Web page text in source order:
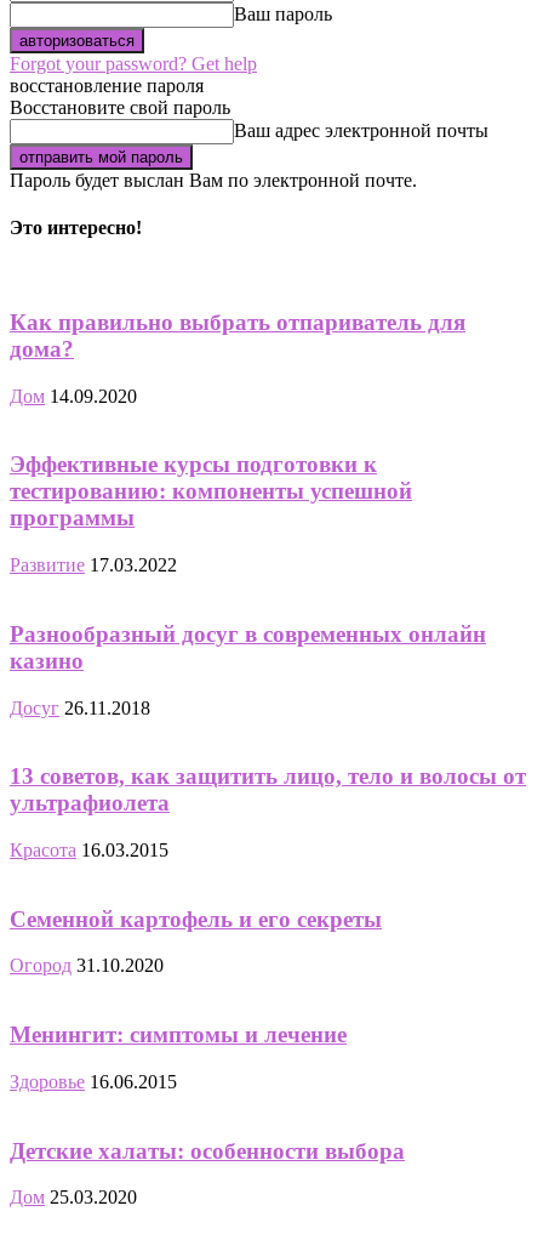
Ваш пароль
Forgot your password? Get help
восстановление пароля
Восстановите свой пароль
Ваш адрес электронной почты
Пароль будет выслан Вам по электронной почте.
Это интересно!
Как правильно выбрать отпариватель для
дома?
Дом 14.09.2020
Эффективные курсы подготовки к
тестированию: компоненты успешной
программы
Развитие 17.03.2022
Разнообразный досуг в современных онлайн
казино
Досуг 26.11.2018
13 советов, как защитить лицо, тело и волосы от
ультрафиолета
Красота 16.03.2015
Семенной картофель и его секреты
Огород 31.10.2020
Менингит: симптомы и лечение
Здоровье 16.06.2015
Детские халаты: особенности выбора
Дом 25.03.2020